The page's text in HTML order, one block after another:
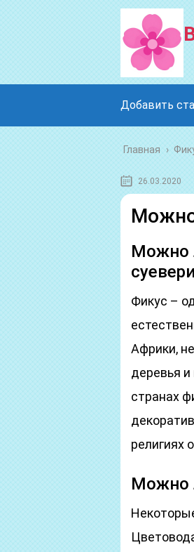
Добавить
Главная ›
26.03.2020
Можно
Можно
Фикус –
Африки,
деревья и
странах
религиях
Можно